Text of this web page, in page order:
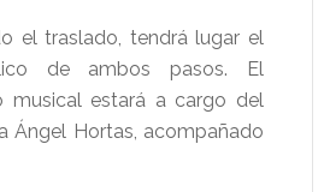
el traslado, tendrá lugar el
de ambos pasos. El
musical estará a cargo del
Ángel Hortas, acompañado